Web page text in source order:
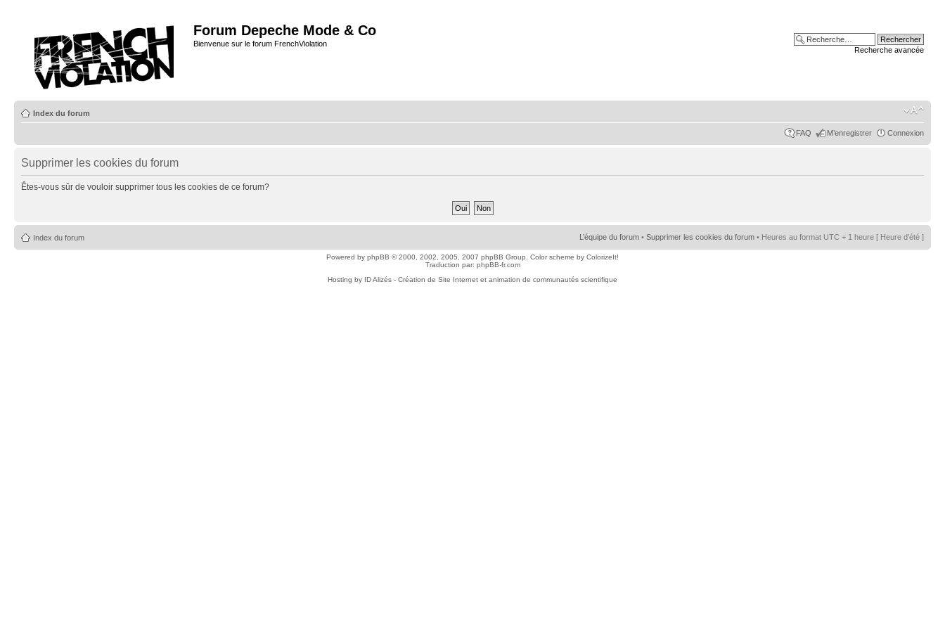
Forum Depeche Mode & Co
Bienvenue sur le forum FrenchViolation
Recherche avancée
Index du forum
FAQ M’enregistrer Connexion
Supprimer les cookies du forum
Êtes-vous sûr de vouloir supprimer tous les cookies de ce forum?
Index du forum L’équipe du forum • Supprimer les cookies du forum • Heures au format UTC + 1 heure [ Heure d’été ]
Powered by phpBB © 2000, 2002, 2005, 2007 phpBB Group. Color scheme by ColorizeIt!
Traduction par: phpBB-fr.com
Hosting by ID Alizés - Création de Site Internet et animation de communautés scientifique